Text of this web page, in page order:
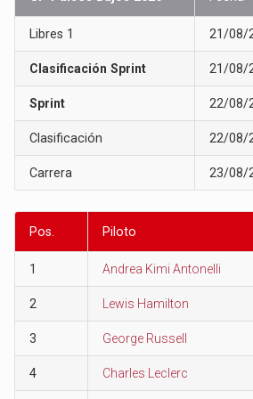
Libres 1 21/08/
Clasificación Sprint 21/08/
Sprint 22/08/
Clasificación 22/08/
Carrera 23/08/
Pos. Piloto
1 Andrea Kimi Antonelli
2 Lewis Hamilton
3 George Russell
4 Charles Leclerc